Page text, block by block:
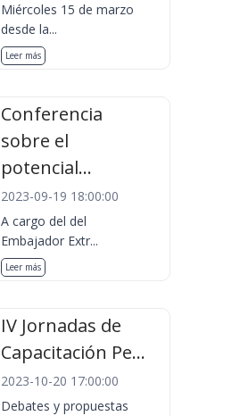
Miércoles 15 de marzo
desde la...
Leer más
Conferencia
sobre el
potencial...
2023-09-19 18:00:00
A cargo del del
Embajador Extr...
Leer más
IV Jornadas de
Capacitación Pe...
2023-10-20 17:00:00
Debates y propuestas